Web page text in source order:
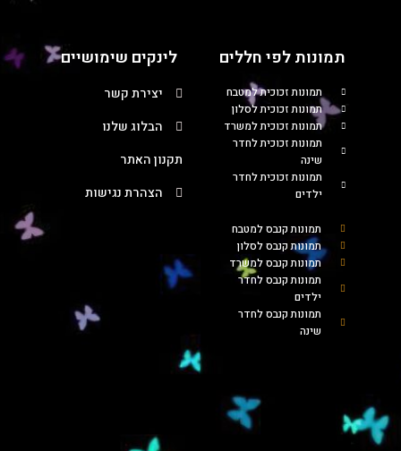
תמונות לפי חללים
תמונות זכוכית למטבח
תמונות זכוכית לסלון
תמונות זכוכית למשרד
תמונות זכוכית לחדר
שינה
תמונות זכוכית לחדר
ילדים
תמונות קנבס למטבח
תמונות קנבס לסלון
תמונות קנבס למשרד
תמונות קנבס לחדר
ילדים
תמונות קנבס לחדר
שינה
לינקים שימושיים
יצירת קשר
הבלוג שלנו
תקנון האתר
הצהרת נגישות